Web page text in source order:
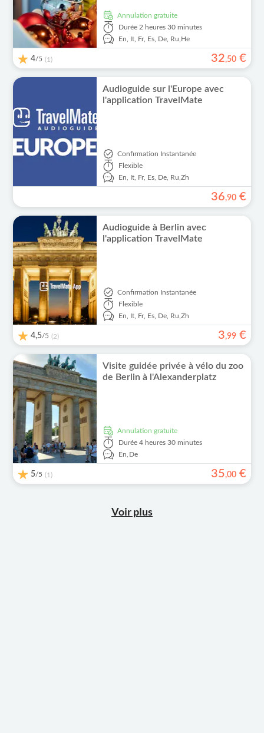
Annulation gratuite
Durée 2 heures 30 minutes
En,
It, Fr, Es, De, Ru,He
4/5 (1) 32,50 €
Audioguide sur l'Europe avec
l'application TravelMate
Confirmation Instantanée
Flexible
En,
It, Fr, Es, De, Ru,Zh
36,90 €
Audioguide à Berlin avec
l'application TravelMate
Confirmation Instantanée
Flexible
En,
It, Fr, Es, De, Ru,Zh
4,5/5 (2) 3,99 €
Visite guidée privée à vélo du zoo
de Berlin à l'Alexanderplatz
Annulation gratuite
Durée 4 heures 30 minutes
En,De
5/5 (1) 35,00 €
Voir plus